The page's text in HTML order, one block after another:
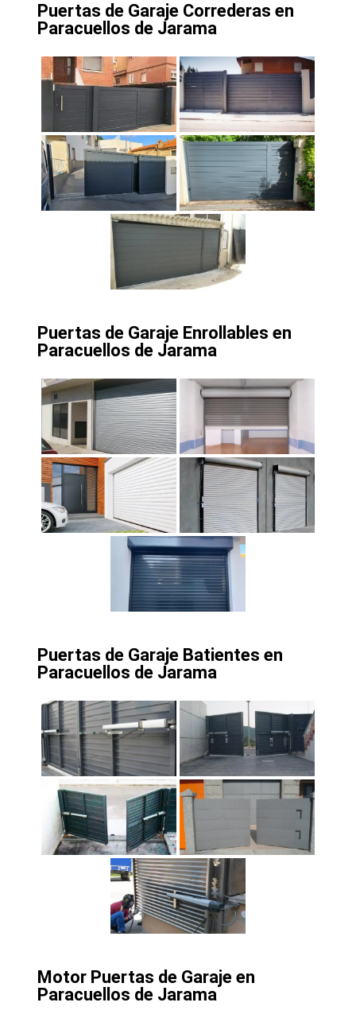
Puertas de Garaje Correderas en
Paracuellos de Jarama
Puertas de Garaje Enrollables en
Paracuellos de Jarama
Puertas de Garaje Batientes en
Paracuellos de Jarama
Motor Puertas de Garaje en
Paracuellos de Jarama